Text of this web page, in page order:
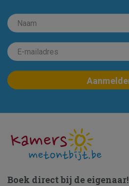
Boek direct bij de eigenaar!